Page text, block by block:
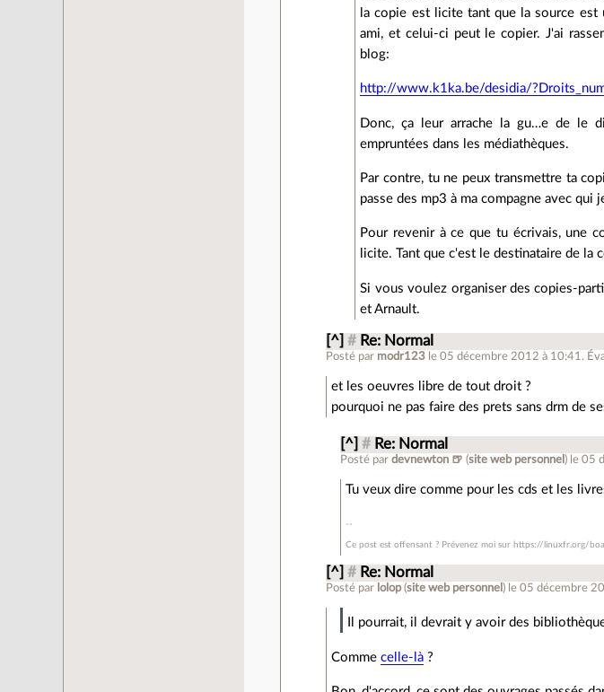
la copie est licite tant que la source
ami, et celui-ci peut le copier. J'ai
blog:
http://www.k1ka.be/desidia/
Donc, ça leur arrache la gu…e de le
empruntées dans les médiathèques.
Par contre, tu ne peux transmettre ta
passe des mp3 à ma compagne avec
Pour revenir à ce que tu écrivais, une
licite. Tant que c'est le destinataire de
Si vous voulez organiser des copies-
et Arnault.
[^] # Re: Normal
Posté par modr123 le 05 décembre 2012 à 10:41 .
et les oeuvres libre de tout droit ?
pourquoi ne pas faire des prets sans drm de
[^] # Re: Normal
Posté pardevnewton 🍺 (site web personnel ) le 05
Tu veux dire comme pour les cds et les
Ce post est offensant ? Prévenez moi sur https://linuxfr.org/
[^] # Re: Normal
Posté par lolop(site web personnel ) le 05 décembre
Il pourrait, il devrait y avoir des
Commecelle-là ?